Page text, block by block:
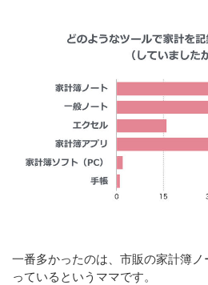
一番多かったのは、市販の家計簿
っているというママです。